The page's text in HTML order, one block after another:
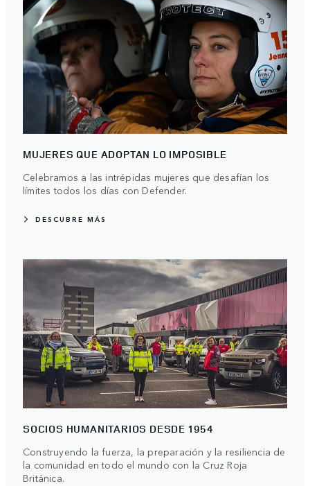
MUJERES QUE ADOPTAN LO IMPOSIBLE
Celebramos a las intrépidas mujeres que desafían los
límites todos los días con Defender.
DESCUBRE MÁS
SOCIOS HUMANITARIOS DESDE 1954
Construyendo la fuerza, la preparación y la resiliencia de
la comunidad en todo el mundo con la Cruz Roja
Británica.